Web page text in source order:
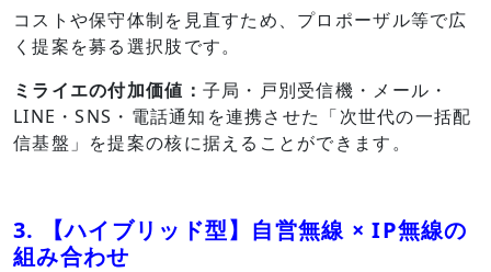
コストや保守体制を見直すため、プロポーザル等で広
く提案を募る選択肢です。
ミライエの付加価値： 子局・戸別受信機・メール・
LINE・SNS・電話通知を連携させた「次世代の一括配
信基盤」を提案の核に据えることができます。
3. 【ハイブリッド型】自営無線 × IP無線の
組み合わせ